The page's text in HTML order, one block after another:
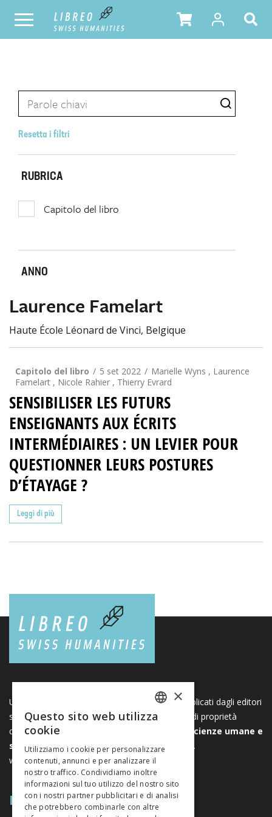
Resetta i filtri
RUBRICA
Capitolo del libro
ANNO
Laurence Famelart
Haute École Léonard de Vinci, Belgique
Capitolo del libro 5 set 2022
Marielle Wyns , Laurence
Famelart , Nicole Rahier , Thierry Evrard
SENSIBILISER LES FUTURS
ENSEIGNANTS AUX ÉCRITS
INTERMÉDIAIRES : UN LEVIER POUR
QUESTIONNER LEURS POSTURES
D’ÉTAYAGE ?
Leggi di più
Una piattaforma unica per i libri e le riviste pubblicati dagli editori
svizzeri di scienze umane e sociali. Libreo.ch è di proprietà
dell’
Associazione svizzera degli editori di scienze umane e
sociali. È un’associazione senza scopo di lucro.
www.editeurssuisses.ch
MAPPA DEL SITO
FRENCH
×
Questo sito web utilizza
cookie
Utilizziamo i cookie per personalizzare
contenuti, annunci e per analizzare il
nostro traffico. Condividiamo inoltre
informazioni sul tuo utilizzo del nostro sito
con i nostri partner pubblicitari e di analisi
che potrebbero combinarle con altre